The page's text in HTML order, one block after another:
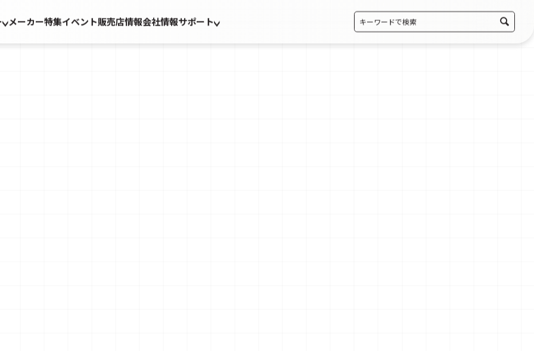
メーカー特集イベント販売店情報会社情報サポート